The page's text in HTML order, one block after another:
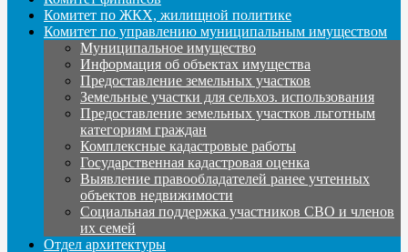
Комитет по ЖКХ, жилищной политике
Комитет по управлению муниципальным имуществом
Муниципальное имущество
Информация об объектах имущества
Предоставление земельных участков
Земельные участки для сельхоз. использования
Предоставление земельных участков льготным
категориям граждан
Комплексные кадастровые работы
Государственная кадастровая оценка
Выявление правообладателей ранее учтенных
объектов недвижимости
Социальная поддержка участников СВО и членов
их семей
Отдел архитектуры